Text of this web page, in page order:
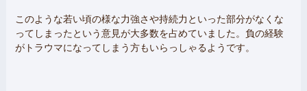
このような若い頃の様な力強さや持続力といった部分がなくな
ってしまったという意見が大多数を占めていました。負の経験
がトラウマになってしまう方もいらっしゃるようです。